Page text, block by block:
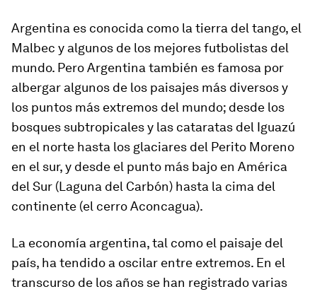
Argentina es conocida como la tierra del tango, el
Malbec y algunos de los mejores futbolistas del
mundo. Pero Argentina también es famosa por
albergar algunos de los paisajes más diversos y
los puntos más extremos del mundo; desde los
bosques subtropicales y las cataratas del Iguazú
en el norte hasta los glaciares del Perito Moreno
en el sur, y desde el punto más bajo en América
del Sur (Laguna del Carbón) hasta la cima del
continente (el cerro Aconcagua).
La economía argentina, tal como el paisaje del
país, ha tendido a oscilar entre extremos. En el
transcurso de los años se han registrado varias